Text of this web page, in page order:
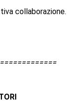
collaborazione.